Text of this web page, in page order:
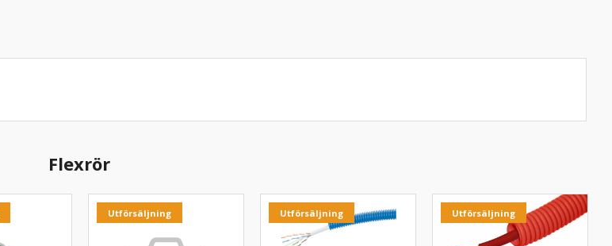
Flexrör
Utförsäljning Utförsäljning Utförsäljning